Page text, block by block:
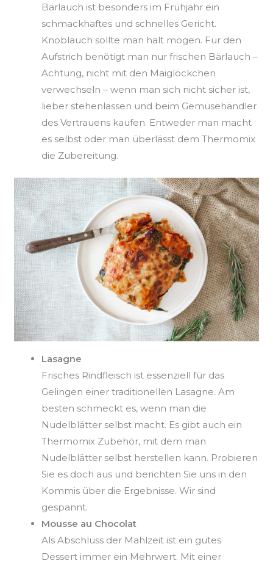
Bärlauch ist besonders im Frühjahr ein
schmackhaftes und schnelles Gericht.
Knoblauch sollte man halt mögen. Für den
Aufstrich benötigt man nur frischen Bärlauch –
Achtung, nicht mit den Maiglöckchen
verwechseln – wenn man sich nicht sicher ist,
lieber stehenlassen und beim Gemüsehändler
des Vertrauens kaufen. Entweder man macht
es selbst oder man überlässt dem Thermomix
die Zubereitung.
Lasagne
Frisches Rindfleisch ist essenziell für das
Gelingen einer traditionellen Lasagne. Am
besten schmeckt es, wenn man die
Nudelblätter selbst macht. Es gibt auch ein
Thermomix Zubehör, mit dem man
Nudelblätter selbst herstellen kann. Probieren
Sie es doch aus und berichten Sie uns in den
Kommis über die Ergebnisse. Wir sind
gespannt.
Mousse au Chocolat
Als Abschluss der Mahlzeit ist ein gutes
Dessert immer ein Mehrwert. Mit einer